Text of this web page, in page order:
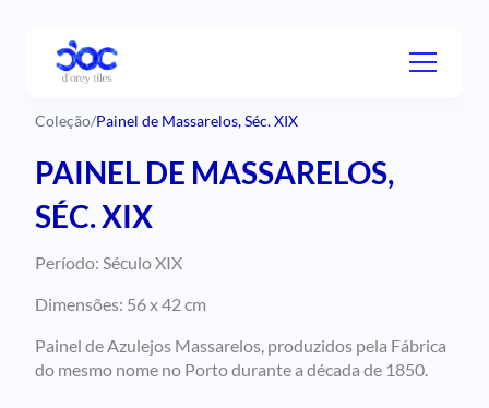
Coleção/Painel de Massarelos, Séc. XIX
PAINEL DE MASSARELOS,
SÉC. XIX
Período: Século XIX
Dimensões: 56 x 42 cm
Painel de Azulejos Massarelos, produzidos pela Fábrica
do mesmo nome no Porto durante a década de 1850.